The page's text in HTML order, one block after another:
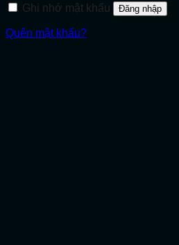
Ghi nhớ mật khẩu
Đăng nhập
Quên mật khẩu?